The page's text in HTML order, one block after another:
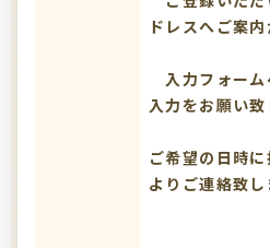
ドレスへご案内
入力フォーム
入力をお願い致
ご希望の日時
よりご連絡致し